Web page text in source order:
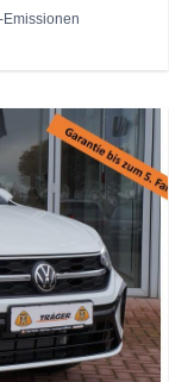
Emissionen